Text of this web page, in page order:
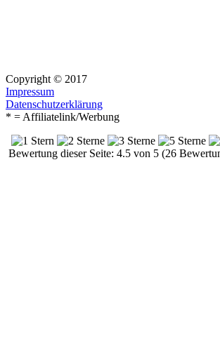
Copyright © 2017
Impressum
Datenschutzerklärung
* = Affiliatelink/Werbung
Bewertung dieser Seite: 4.5 von 5 (26